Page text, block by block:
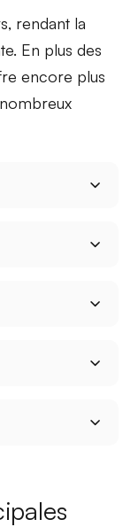
, rendant la
En plus des
encore plus